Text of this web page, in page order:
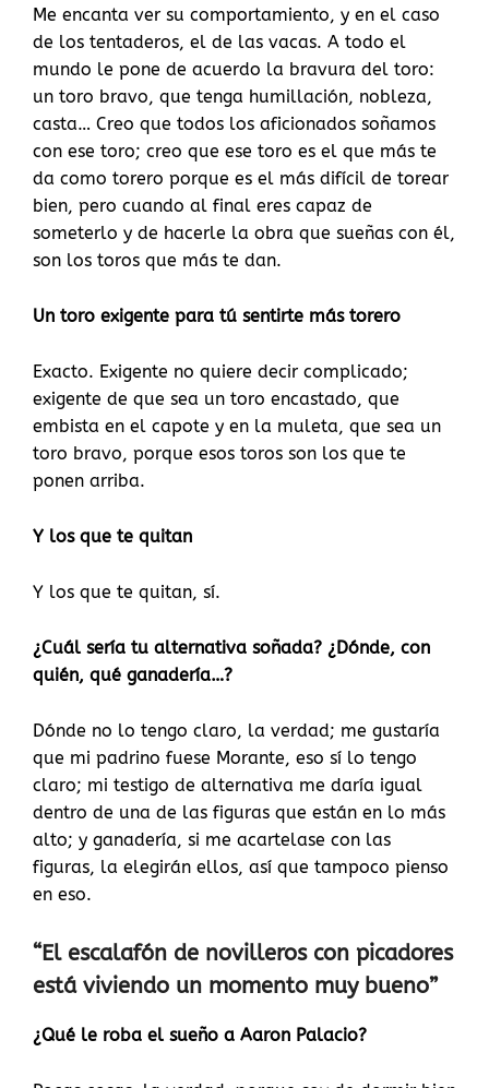
Me encanta ver su comportamiento, y en el caso
de los tentaderos, el de las vacas. A todo el
mundo le pone de acuerdo la bravura del toro:
un toro bravo, que tenga humillación, nobleza,
casta… Creo que todos los aficionados soñamos
con ese toro; creo que ese toro es el que más te
da como torero porque es el más difícil de torear
bien, pero cuando al final eres capaz de
someterlo y de hacerle la obra que sueñas con él,
son los toros que más te dan.
Un toro exigente para tú sentirte más torero
Exacto. Exigente no quiere decir complicado;
exigente de que sea un toro encastado, que
embista en el capote y en la muleta, que sea un
toro bravo, porque esos toros son los que te
ponen arriba.
Y los que te quitan
Y los que te quitan, sí.
¿Cuál sería tu alternativa soñada? ¿Dónde, con
quién, qué ganadería…?
Dónde no lo tengo claro, la verdad; me gustaría
que mi padrino fuese Morante, eso sí lo tengo
claro; mi testigo de alternativa me daría igual
dentro de una de las figuras que están en lo más
alto; y ganadería, si me acartelase con las
figuras, la elegirán ellos, así que tampoco pienso
en eso.
“El escalafón de novilleros con picadores
está viviendo un momento muy bueno”
¿Qué le roba el sueño a Aaron Palacio?